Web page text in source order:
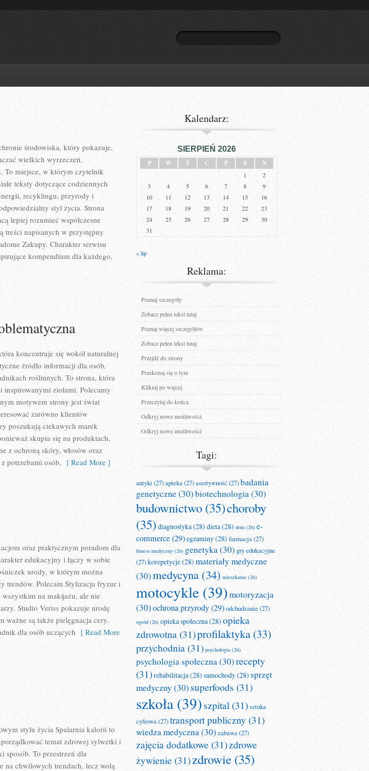
środowiska, który pokazuje,
wielkich wyrzeczeń,
To miejsce, w którym czytelnik
teksty dotyczące codziennych
recyklingu, przyrody i
styl życia. Strona
lepiej rozumieć współczesne
treści napisanych w przystępny
Zakupy. Charakter serwisu
kompendium dla każdego,
koncentruje się wokół naturalnej
źródło informacji dla osób,
roślinnych. To strona, która
inspirowanymi ziołami. Polecamy
motywem strony jest świat
zarówno klientów
poszukują ciekawych marek
skupia się na produktach,
z ochroną skóry, włosów oraz
potrzebami osób, [ Read More ]
oraz praktycznym poradom dla
edukacyjny i łączy w sobie
urody, w którym można
trendów. Polecam Stylizacja fryzur i
na makijażu, ale nie
Studio Veriss pokazuje urodę
są także pielęgnacja cery.
dla osób uczących [ Read More
stylu życia Spalarnia kalorii to
temat zdrowej sylwetki i
sposób. To przestrzeń dla
na chwilowych trendach, lecz wolą
Kalendarz:
SIERPIEŃ 2026
P
W Ś C P S N
1
2
3
4 5 6 7 8
9
10
11 12 13 14 15
16
17
18 19 20 21 22
23
24
25 26 27 28 29
30
31
« lip
Reklama:
Poznaj szczegóły
Zobacz pełen tekst tutaj
Poznaj więcej szczegółów
Zobacz pełen tekst tutaj
Przejdź do strony
Przekonaj się o tym
Kliknij po więcej
Przeczytaj do końca
Odkryj nowe możliwości
Odkryj nowe możliwości
Tagi:
antyki(27)apteka(27)asertywność(27)badania
genetyczne(30)biotechnologia(30)
budownictwo (35)choroby
(35) diagnostyka(28) dieta(28) dom (26) e-
commerce(29)egzaminy(28) farmacja(27)
fitness medyczny (26) genetyka(30) gry edukacyjne
(27)korepetycje(28) materiały medyczne
(30)medycyna (34) mieszkanie (26)
motocykle (39)motoryzacja
(30)ochrona przyrody(29)odchudzanie(27)
ogród (26) opieka społeczna(28) opieka
zdrowotna (31)profilaktyka (33)
przychodnia (31) psychologia (26)
psychologia społeczna(30)recepty
(31)rehabilitacja(28) samochody(28) sprzęt
medyczny (30) superfoods (31)
szkoła (39)szpital (31)sztuka
cyfrowa(27)transport publiczny (31)
wiedza medyczna(30) zabawa(27)
zajęcia dodatkowe (31)zdrowe
żywienie (31)zdrowie (35)